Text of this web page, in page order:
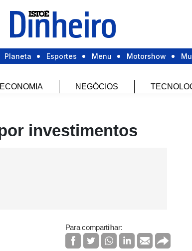
Planeta Esportes Menu Motorshow
ECONOMIA NEGÓCIOS
investimentos
Para compartilhar: